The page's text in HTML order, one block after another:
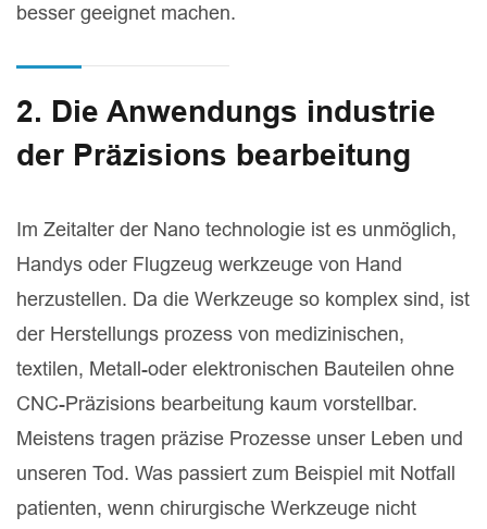
besser geeignet machen.
2. Die Anwendungs industrie
der Präzisions bearbeitung
Im Zeitalter der Nano technologie ist es unmöglich,
Handys oder Flugzeug werkzeuge von Hand
herzustellen. Da die Werkzeuge so komplex sind, ist
der Herstellungs prozess von medizinischen,
textilen, Metall-oder elektronischen Bauteilen ohne
CNC-Präzisions bearbeitung kaum vorstellbar.
Meistens tragen präzise Prozesse unser Leben und
unseren Tod. Was passiert zum Beispiel mit Notfall
patienten, wenn chirurgische Werkzeuge nicht